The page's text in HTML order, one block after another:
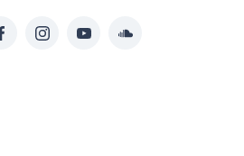
FacebookInstagramYouTubeSoundcloud